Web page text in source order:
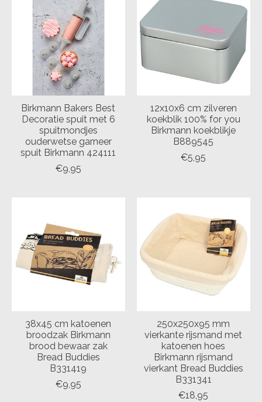
Birkmann Bakers Best
Decoratie spuit met 6
spuitmondjes
ouderwetse garneer
spuit Birkmann 424111
€9,95
12x10x6 cm zilveren
koekblik 100% for you
Birkmann koekblikje
B889545
€5,95
38x45 cm katoenen
broodzak Birkmann
brood bewaar zak
Bread Buddies
B331419
€9,95
250x250x95 mm
vierkante rijsmand met
katoenen hoes
Birkmann rijsmand
vierkant Bread Buddies
B331341
€18,95